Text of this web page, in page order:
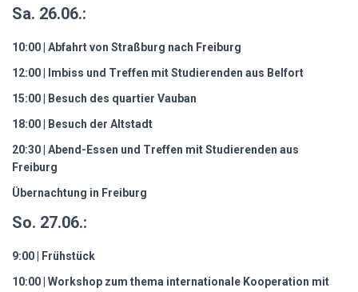
Sa. 26.06.:
10:00 | Abfahrt von Straßburg nach Freiburg
12:00 | Imbiss und Treffen mit Studierenden aus Belfort
15:00 |
Besuch des quartier Vauban
18:00 | Besuch der Altstadt
20:30 | Abend-Essen und Treffen mit Studierenden aus
Freiburg
Übernachtung in Freiburg
So. 27.06.:
9:00 | Frühstück
10:00 | Workshop zum thema internationale Kooperation mit